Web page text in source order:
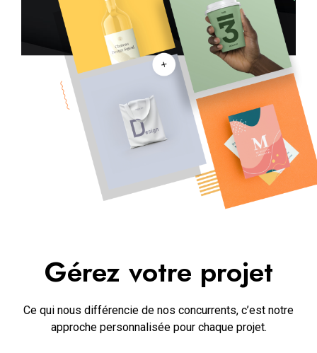
Gérez votre projet
Ce qui nous différencie de nos concurrents, c’est notre
approche personnalisée pour chaque projet.